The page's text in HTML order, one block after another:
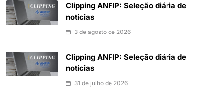
Clipping ANFIP: Seleção diária de
notícias
3 de agosto de 2026
Clipping ANFIP: Seleção diária de
notícias
31 de julho de 2026